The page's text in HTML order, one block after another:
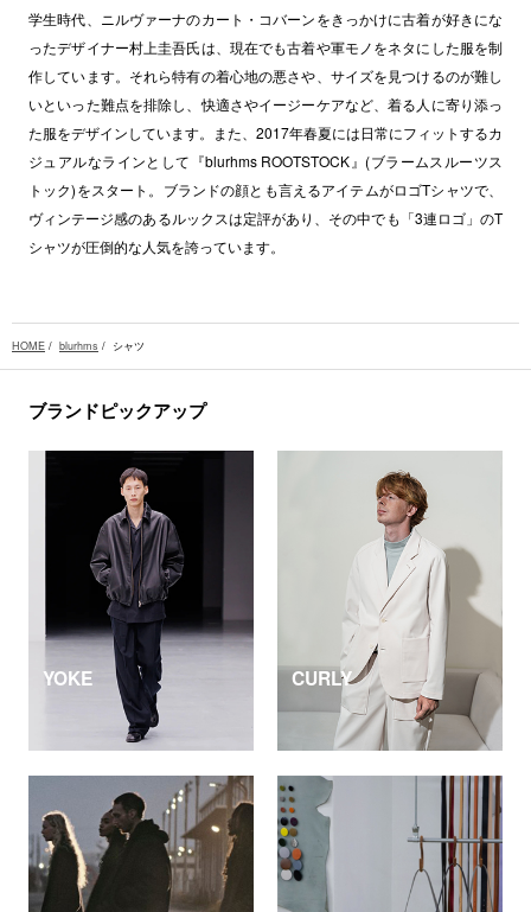
学生時代、ニルヴァーナのカート・コバーンをきっかけに古着が好きにな
ったデザイナー村上圭吾氏は、現在でも古着や軍モノをネタにした服を制
作しています。それら特有の着心地の悪さや、サイズを見つけるのが難し
いといった難点を排除し、快適さやイージーケアなど、着る人に寄り添っ
た服をデザインしています。また、2017年春夏には日常にフィットするカ
ジュアルなラインとして『blurhms ROOTSTOCK』(ブラームスルーツス
トック)をスタート。ブランドの顔とも言えるアイテムがロゴTシャツで、
ヴィンテージ感のあるルックスは定評があり、その中でも「3連ロゴ」のT
シャツが圧倒的な人気を誇っています。
HOME / blurhms / シャツ
ブランドピックアップ
YOKE CURLY